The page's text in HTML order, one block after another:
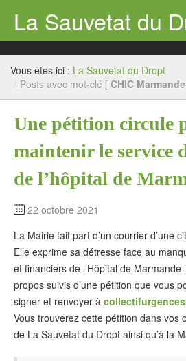
La Sauvetat du
Accueil
Mairie
Contact
Vous êtes ici : La Sauvetat du Dropt
/ Posts avec mot-clé [ CHIC
Une pétition circule
maintenir le service
de l’hôpital de
22 octobre 2021
La Mairie fait part d’un courrier d’une
Elle exprime sa détresse face au
et financiers de l’Hôpital de
propos suivis d’une pétition que vous
signer et renvoyer à
Vous trouverez cette pétition dans vos
de La Sauvetat du Dropt ainsi qu’à la